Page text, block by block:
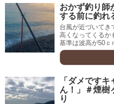
おかず釣り師
する前に釣れ
台風が近づいてき
高くなってくるか
基準は波高が50ｃ
「ダメです
ん！」＃煙
り